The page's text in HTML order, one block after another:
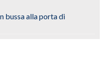
bussa alla porta di